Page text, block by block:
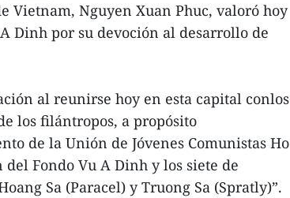
Vietnam, Nguyen Xuan Phuc, valoró hoy
Dinh por su devoción al desarrollo de
al reunirse hoy en esta capital conlos
los filántropos, a propósito
de la Unión de Jóvenes Comunistas Ho
Fondo Vu A Dinh y los siete de
Sa (Paracel) y Truong Sa (Spratly)”.